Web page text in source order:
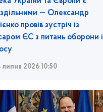
— Олександр
провів зустріч із
ЄС з питань оборони і
липня 2026 10:50